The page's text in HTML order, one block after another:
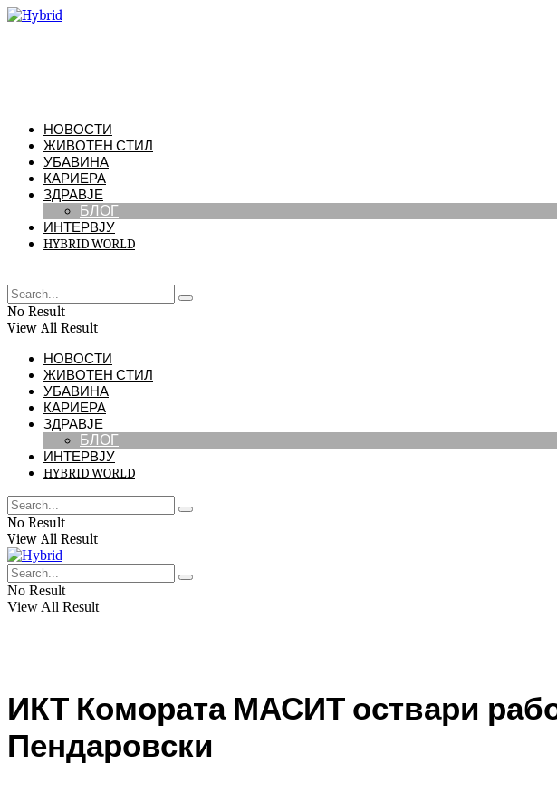
НОВОСТИ
ЖИВОТЕН СТИЛ
УБАВИНА
КАРИЕРА
ЗДРАВЈЕ
БЛОГ
ИНТЕРВЈУ
HYBRID WORLD
No Result
View All Result
НОВОСТИ
ЖИВОТЕН СТИЛ
УБАВИНА
КАРИЕРА
ЗДРАВЈЕ
БЛОГ
ИНТЕРВЈУ
HYBRID WORLD
No Result
View All Result
No Result
View All Result
ИКТ Комората МАСИТ оствари
Пендаровски